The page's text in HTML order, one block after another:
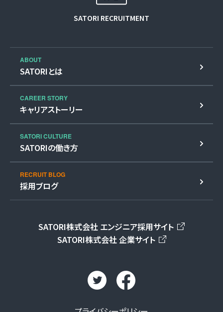
SATORI RECRUITMENT
ABOUT
SATORIとは
CAREER STORY
キャリアストーリー
SATORI CULTURE
SATORIの働き方
RECRUIT BLOG
採用ブログ
SATORI株式会社 エンジニア採用サイト
SATORI株式会社 企業サイト